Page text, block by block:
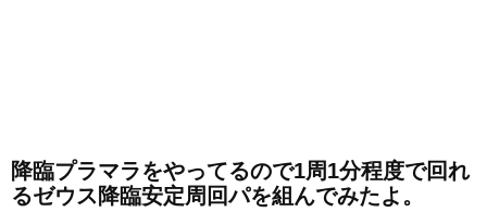
降臨プラマラをやってるので1周1分程度で回れ
るゼウス降臨安定周回パを組んでみたよ。